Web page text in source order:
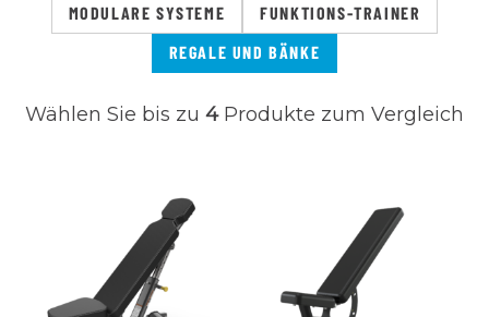
MODULARE SYSTEME
FUNKTIONS-TRAINER
REGALE UND BÄNKE
Wählen Sie bis zu 4Produkte zum Vergleich